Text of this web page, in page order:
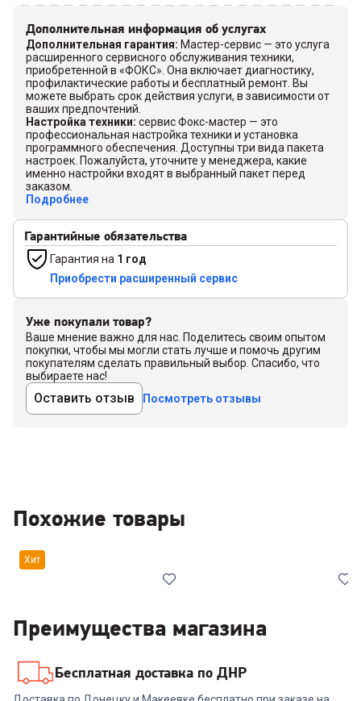
Дополнительная информация об услугах
Дополнительная гарантия: Мастер-сервис — это услуга
расширенного сервисного обслуживания техники,
приобретенной в «ФОКС». Она включает диагностику,
профилактические работы и бесплатный ремонт. Вы
можете выбрать срок действия услуги, в зависимости от
ваших предпочтений.
Настройка техники: сервис Фокс-мастер — это
профессиональная настройка техники и установка
программного обеспечения. Доступны три вида пакета
настроек. Пожалуйста, уточните у менеджера, какие
именно настройки входят в выбранный пакет перед
заказом.
Подробнее
Гарантийные обязательства
Гарантия на 1 год
Приобрести расширенный сервис
Уже покупали товар?
Ваше мнение важно для нас. Поделитесь своим опытом
покупки, чтобы мы могли стать лучше и помочь другим
покупателям сделать правильный выбор. Спасибо, что
выбираете нас!
Оставить отзыв Посмотреть отзывы
Похожие товары
Хит
7077263
Преимущества магазина
Бесплатная доставка по ДНР